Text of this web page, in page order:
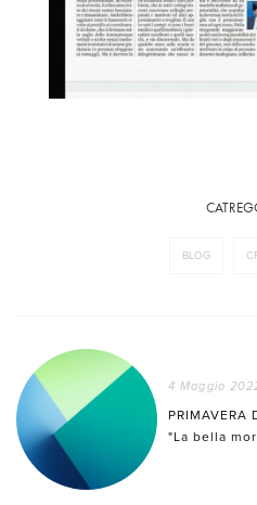
BLOG
4 Maggio
"La bella